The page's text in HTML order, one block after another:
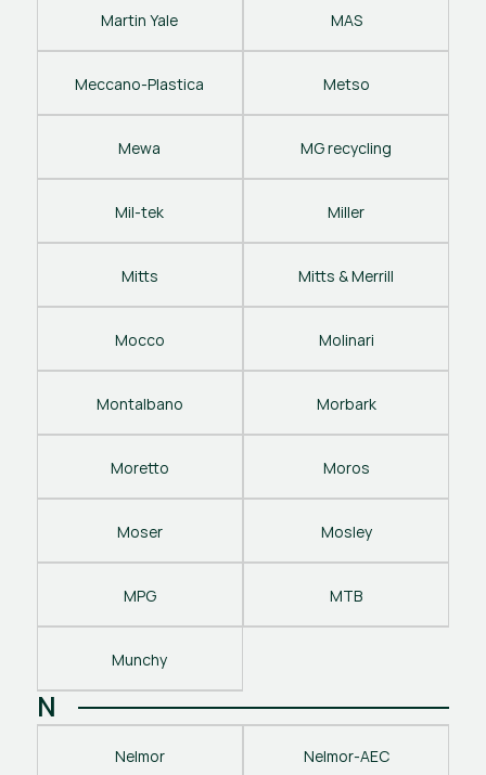
Martin Yale MAS
Meccano-Plastica Metso
Mewa MG recycling
Mil-tek Miller
Mitts Mitts & Merrill
Mocco Molinari
Montalbano Morbark
Moretto Moros
Moser Mosley
MPG MTB
Munchy
N
Nelmor Nelmor-AEC